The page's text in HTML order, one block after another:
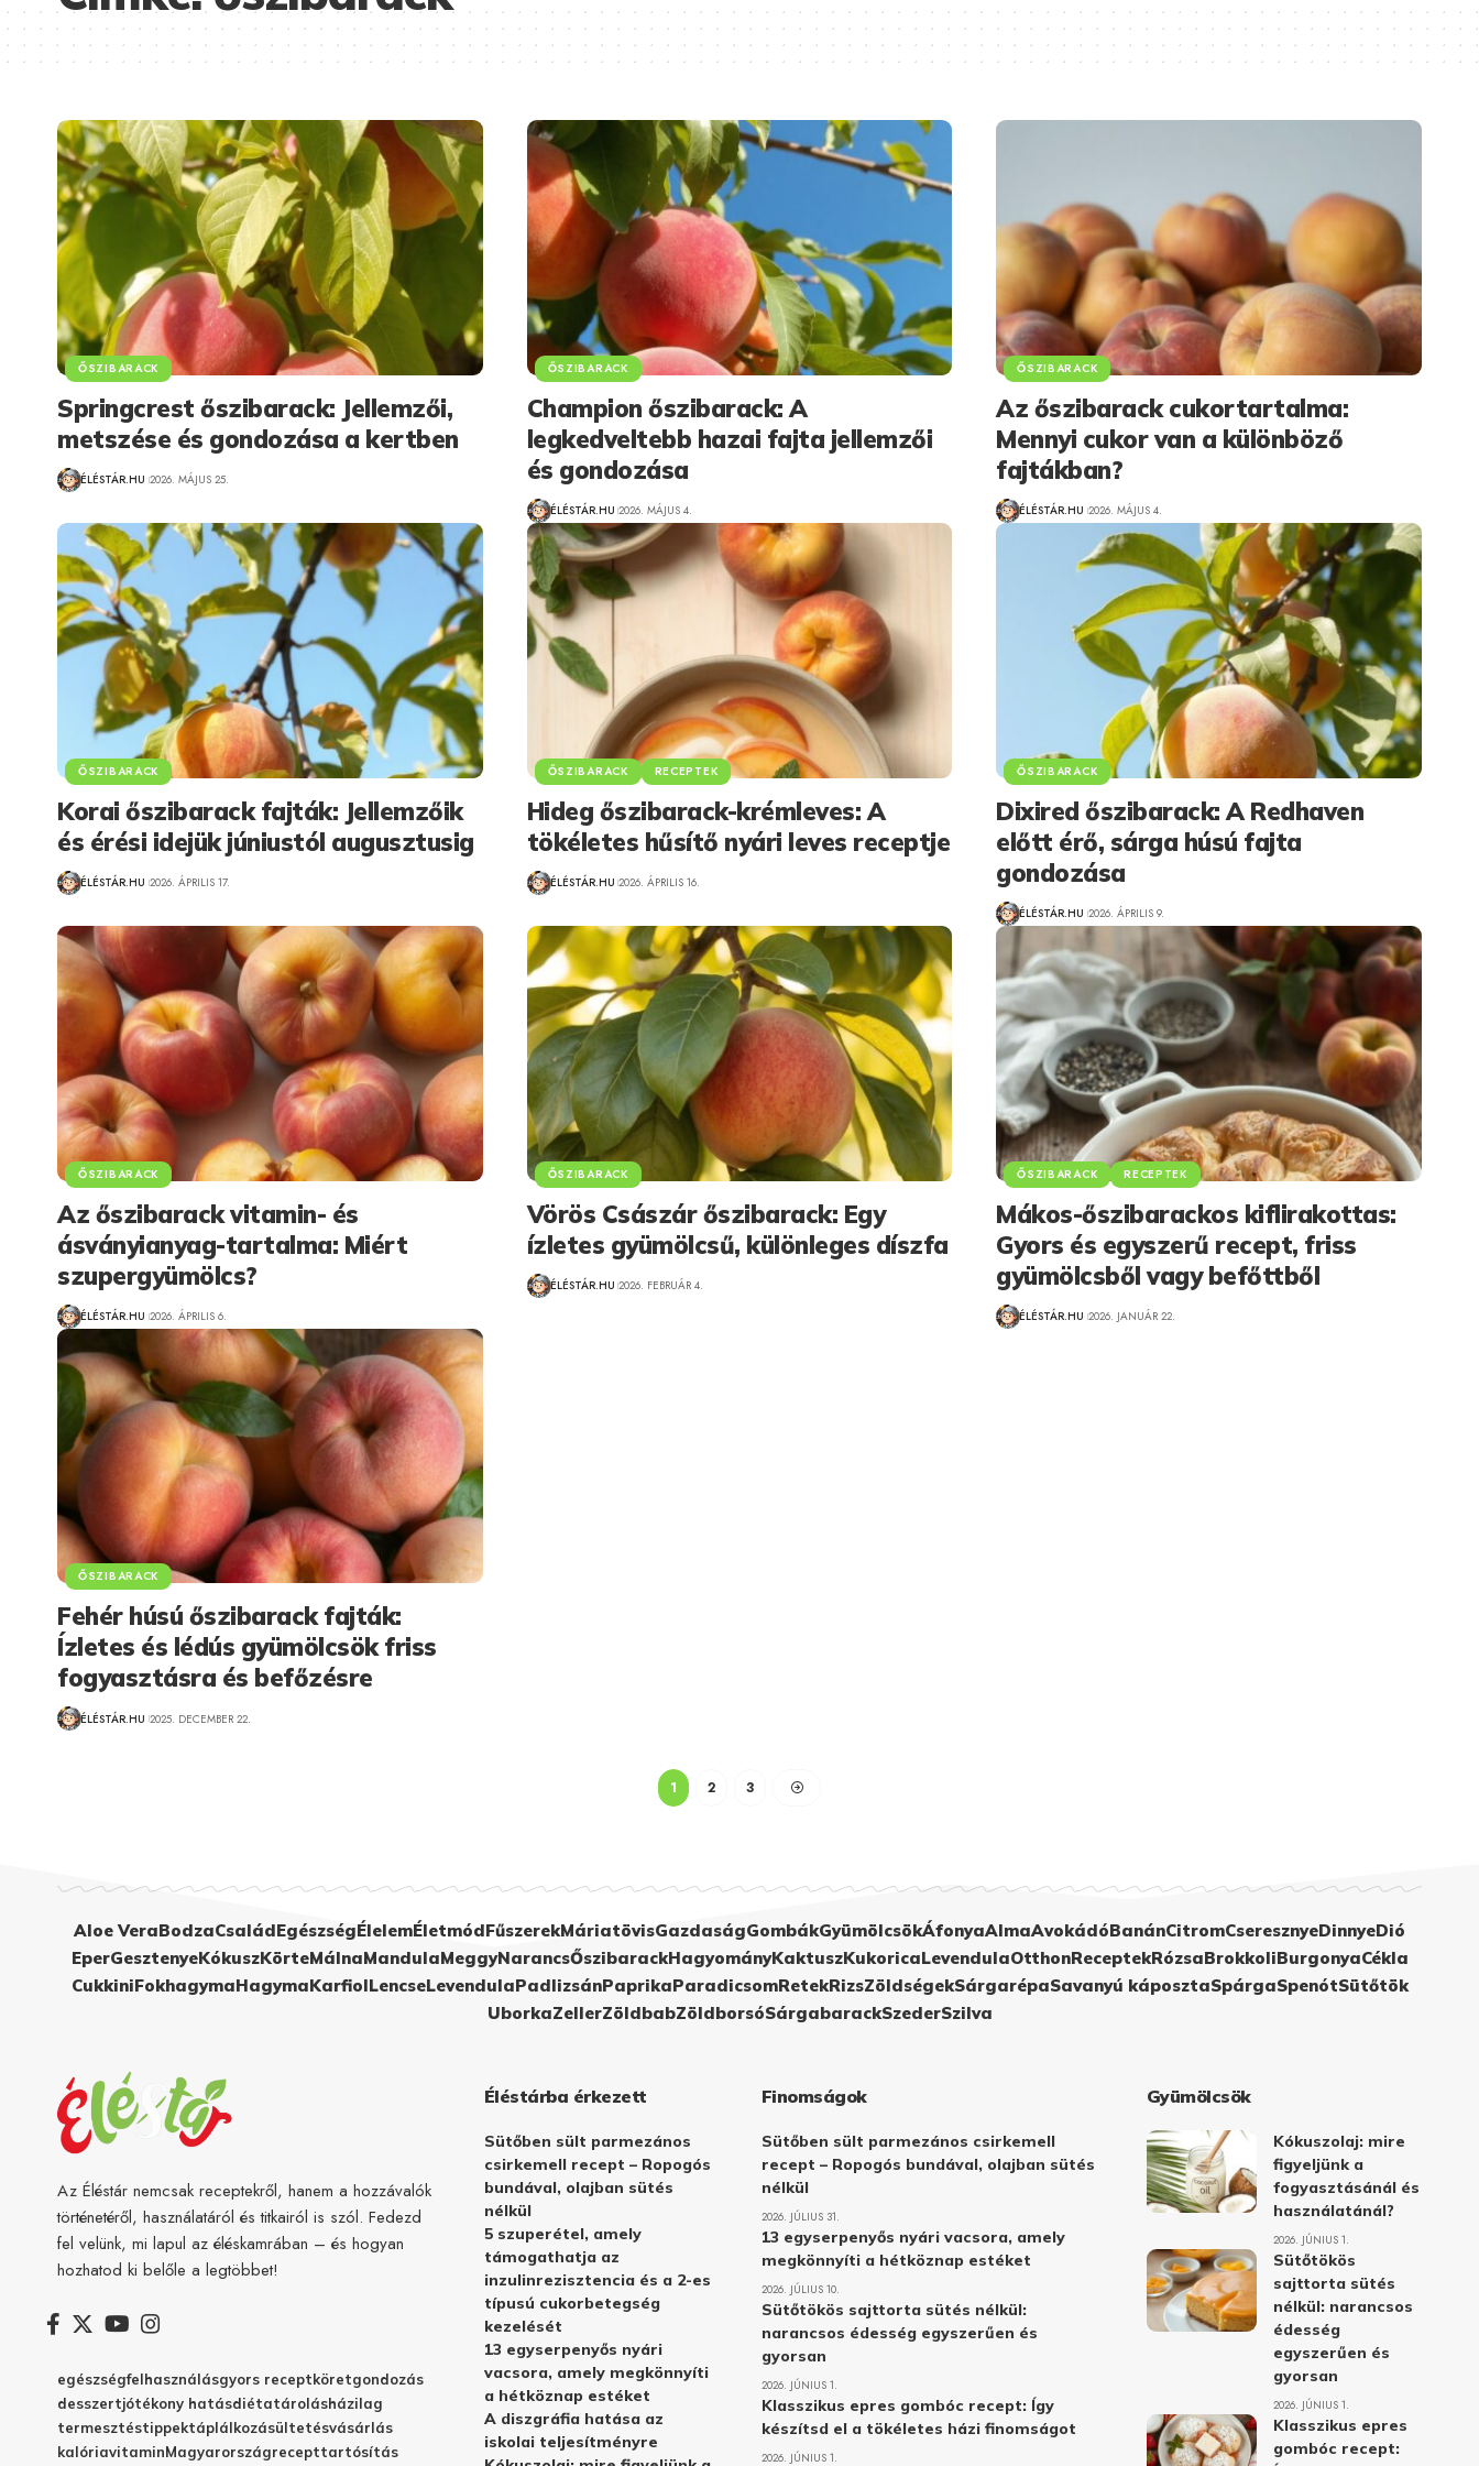
ŐSZIBARACK
Springcrest őszibarack: Jellemzői,
metszése és gondozása a kertben
ÉLÉSTÁR.HU 2026. MÁJUS 25.
ŐSZIBARACK
Champion őszibarack: A
legkedveltebb hazai fajta jellemzői
és gondozása
ÉLÉSTÁR.HU 2026. MÁJUS 4.
ŐSZIBARACK
Az őszibarack cukortartalma:
Mennyi cukor van a különböző
fajtákban?
ÉLÉSTÁR.HU 2026. MÁJUS 4.
ŐSZIBARACK
Korai őszibarack fajták: Jellemzőik
és érési idejük júniustól augusztusig
ÉLÉSTÁR.HU 2026. ÁPRILIS 17.
ŐSZIBARACK RECEPTEK
Hideg őszibarack-krémleves: A
tökéletes hűsítő nyári leves receptje
ÉLÉSTÁR.HU 2026. ÁPRILIS 16.
ŐSZIBARACK
Dixired őszibarack: A Redhaven
előtt érő, sárga húsú fajta
gondozása
ÉLÉSTÁR.HU 2026. ÁPRILIS 9.
ŐSZIBARACK
Az őszibarack vitamin- és
ásványianyag-tartalma: Miért
szupergyümölcs?
ÉLÉSTÁR.HU 2026. ÁPRILIS 6.
ŐSZIBARACK
Vörös Császár őszibarack: Egy
ízletes gyümölcsű, különleges díszfa
ÉLÉSTÁR.HU 2026. FEBRUÁR 4.
ŐSZIBARACK RECEPTEK
Mákos-őszibarackos kiflirakottas:
Gyors és egyszerű recept, friss
gyümölcsből vagy befőttből
ÉLÉSTÁR.HU 2026. JANUÁR 22.
ŐSZIBARACK
Fehér húsú őszibarack fajták:
Ízletes és lédús gyümölcsök friss
fogyasztásra és befőzésre
ÉLÉSTÁR.HU 2025. DECEMBER 22.
1 2 3
Aloe VeraBodzaCsaládEgészségÉlelemÉletmódFűszerekMáriatövisGazdaságGombákGyümölcsökÁfonyaAlmaAvokádóBanánCitromCseresznyeDinnyeDió
EperGesztenyeKókuszKörteMálnaMandulaMeggyNarancsŐszibarackHagyományKaktuszKukoricaLevendulaOtthonReceptekRózsaBrokkoliBurgonyaCékla
CukkiniFokhagymaHagymaKarfiolLencseLevendulaPadlizsánPaprikaParadicsomRetekRizsZöldségekSárgarépaSavanyú káposztaSpárgaSpenótSütőtök
UborkaZellerZöldbabZöldborsóSárgabarackSzederSzilva
Az Éléstár nemcsak receptekről, hanem a hozzávalók
történetéről, használatáról és titkairól is szól. Fedezd
fel velünk, mi lapul az éléskamrában – és hogyan
hozhatod ki belőle a legtöbbet!
egészségfelhasználásgyors receptköretgondozás
desszertjótékony hatásdiétatárolásházilag
termesztéstippektáplálkozásültetésvásárlás
kalóriavitaminMagyarországrecepttartósítás
Éléstárba érkezett
Sütőben sült parmezános
csirkemell recept – Ropogós
bundával, olajban sütés
nélkül
5 szuperétel, amely
támogathatja az
inzulinrezisztencia és a 2-es
típusú cukorbetegség
kezelését
13 egyserpenyős nyári
vacsora, amely megkönnyíti
a hétköznap estéket
A diszgráfia hatása az
iskolai teljesítményre
Finomságok
Sütőben sült parmezános csirkemell
recept – Ropogós bundával, olajban sütés
nélkül
2026. JÚLIUS 31.
13 egyserpenyős nyári vacsora, amely
megkönnyíti a hétköznap estéket
2026. JÚLIUS 10.
Sütőtökös sajttorta sütés nélkül:
narancsos édesség egyszerűen és
gyorsan
2026. JÚNIUS 1.
Klasszikus epres gombóc recept: Így
készítsd el a tökéletes házi finomságot
2026. JÚNIUS 1.
Gyümölcsök
Kókuszolaj: mire
figyeljünk a
fogyasztásánál és
használatánál?
2026. JÚNIUS 1.
Sütőtökös
sajttorta sütés
nélkül: narancsos
édesség
egyszerűen és
gyorsan
2026. JÚNIUS 1.
Klasszikus epres
gombóc recept: